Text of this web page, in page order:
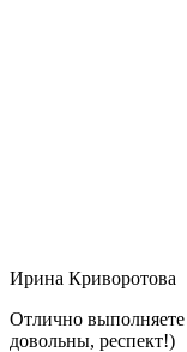
Ирина Криворотова
Отлично выполняете
довольны, респект!)